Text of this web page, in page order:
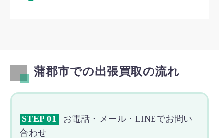
蒲郡市での出張買取の流れ
STEP 01
お電話・メール・LINEでお問い
合わせ